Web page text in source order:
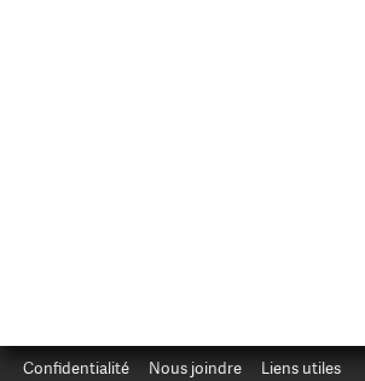
Confidentialité Nous joindre Liens utiles